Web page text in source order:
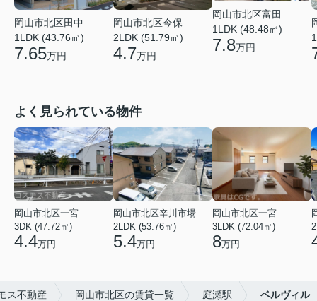
岡山市北区田中
1LDK (43.76㎡)
7.65万円
岡山市北区今保
2LDK (51.79㎡)
4.7万円
岡山市北区富田
1LDK (48.48㎡)
7.8万円
よく見られている物件
岡山市北区一宮
3DK (47.72㎡)
4.4万円
岡山市北区辛川市場
2LDK (53.76㎡)
5.4万円
岡山市北区一宮
3LDK (72.04㎡)
8万円
ス不動産 岡山市北区の賃貸一覧 庭瀬駅 ベルヴィル